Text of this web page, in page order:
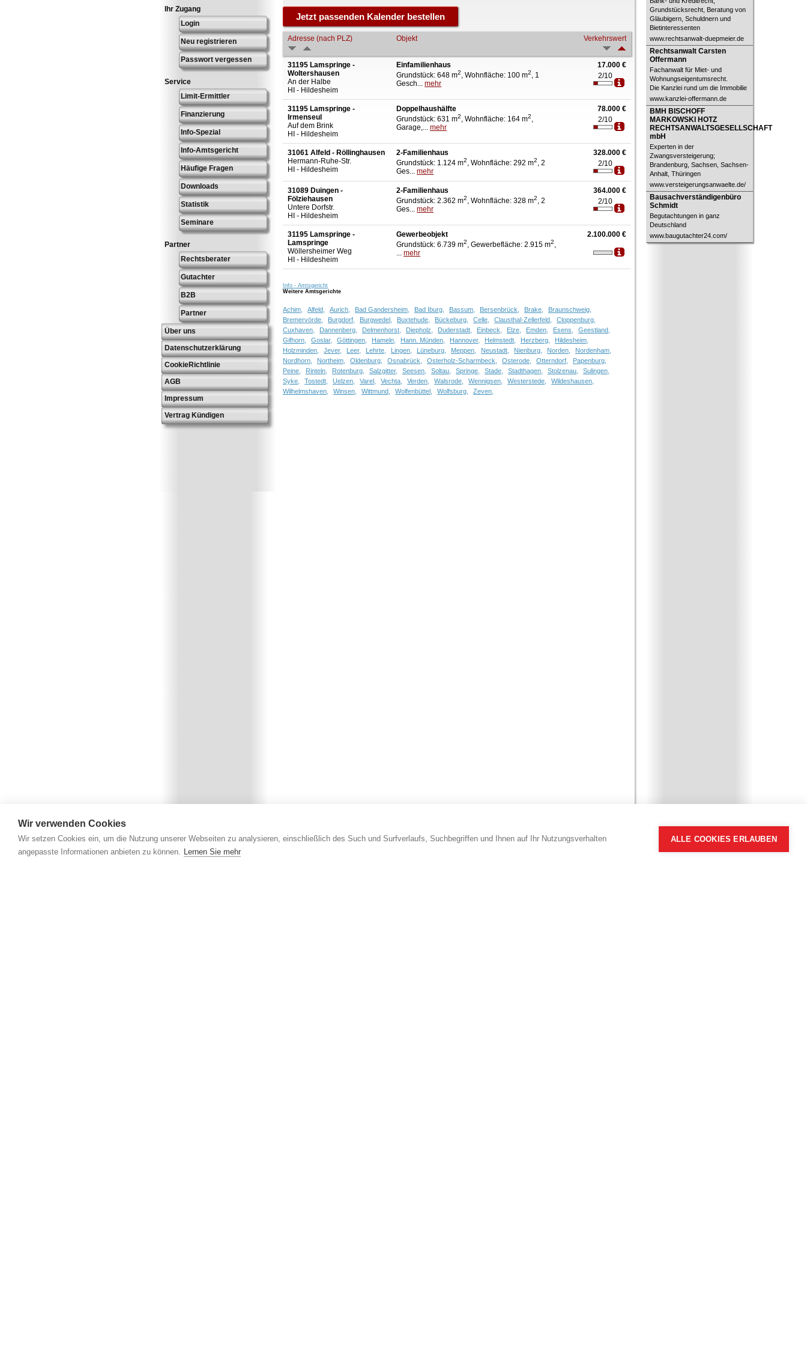
Wir verwenden Cookies
Wir setzen Cookies ein, um die Nutzung unserer Webseiten zu analysieren, einschließlich des Such und Surfverlaufs, Suchbegriffen und Ihnen auf Ihr Nutzungsverhalten
angepasste Informationen anbieten zu können. Lernen Sie mehr
ALLE COOKIES ERLAUBEN
Ihr Zugang
Login
Neu registrieren
Passwort vergessen
Service
Limit-Ermittler
Finanzierung
Info-Spezial
Info-Amtsgericht
Häufige Fragen
Downloads
Statistik
Seminare
Partner
Rechtsberater
Gutachter
B2B
Partner
Über uns
Datenschutzerklärung
CookieRichtlinie
AGB
Impressum
Vertrag Kündigen
Adresse (nach PLZ) Objekt Verkehrswert
31195 Lamspringe -
Woltershausen
An der Halbe
HI - Hildesheim
Einfamilienhaus
Grundstück: 648 m2, Wohnfläche: 100 m2, 1
Gesch...mehr
17.000 €
2/10
31195 Lamspringe -
Irmenseul
Auf dem Brink
HI - Hildesheim
Doppelhaushälfte
Grundstück: 631 m2, Wohnfläche: 164 m2,
Garage,...mehr
78.000 €
2/10
31061 Alfeld - Röllinghausen
Hermann-Ruhe-Str.
HI - Hildesheim
2-Familienhaus
Grundstück: 1.124 m2, Wohnfläche: 292 m2, 2
Ges...mehr
328.000 €
2/10
31089 Duingen -
Fölziehausen
Untere Dorfstr.
HI - Hildesheim
2-Familienhaus
Grundstück: 2.362 m2, Wohnfläche: 328 m2, 2
Ges...mehr
364.000 €
2/10
31195 Lamspringe -
Lamspringe
Wöllersheimer Weg
HI - Hildesheim
Gewerbeobjekt
Grundstück: 6.739 m2, Gewerbefläche: 2.915 m2,
...mehr
2.100.000 €
Info - Amtsgericht
Weitere Amtsgerichte
Achim, Alfeld, Aurich, Bad Gandersheim, Bad Iburg, Bassum, Bersenbrück, Brake,
Braunschweig,
Bremervörde,
Burgdorf, Burgwedel, Buxtehude, Bückeburg, Celle, Clausthal-Zellerfeld,
Cloppenburg,
Cuxhaven,
Dannenberg, Delmenhorst, Diepholz, Duderstadt, Einbeck, Elze, Emden, Esens,
Geestland,
Gifhorn,
Goslar, Göttingen, Hameln, Hann. Münden, Hannover, Helmstedt, Herzberg,
Hildesheim,
Holzminden,
Jever, Leer, Lehrte, Lingen, Lüneburg, Meppen, Neustadt, Nienburg, Norden,
Nordenham,
Nordhorn,
Northeim, Oldenburg, Osnabrück, Osterholz-Scharmbeck, Osterode, Otterndorf,
Papenburg,
Peine,
Rinteln, Rotenburg, Salzgitter, Seesen, Soltau, Springe, Stade, Stadthagen, Stolzenau,
Sulingen,
Syke,
Tostedt, Uelzen, Varel, Vechta, Verden, Walsrode, Wennigsen, Westerstede,
Wildeshausen,
Wilhelmshaven,
Winsen, Wittmund, Wolfenbüttel, Wolfsburg, Zeven,
Grundstücksrecht, Beratung von
Gläubigern, Schuldnern und
Bietinteressenten
www.rechtsanwalt-duepmeier.de
Rechtsanwalt Carsten Offermann
Rechtsanwalt Carsten
Offermann
Fachanwalt für Miet- und
Wohnungseigentumsrecht.
Die Kanzlei rund um die Immobilie
www.kanzlei-offermann.de
BMH BISCHOFF MARKOWSKI
HOTZ
RECHTSANWALTSGESELLSCHAFT
mbH
BMH BISCHOFF
MARKOWSKI HOTZ
RECHTSANWALTSGESELLSCHAFT
mbH
Experten in der
Zwangsversteigerung;
Brandenburg, Sachsen, Sachsen-
Anhalt, Thüringen
www.versteigerungsanwaelte.de/
Bausachverständigenbüro Schmidt
Bausachverständigenbüro
Schmidt
Begutachtungen in ganz
Deutschland
www.baugutachter24.com/